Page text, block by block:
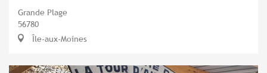
Grande Plage
56780
Île-aux-Moines